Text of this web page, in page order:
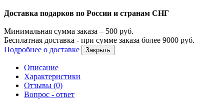
Доставка подарков по России и странам СНГ
Минимальная сумма заказа – 500 руб.
Бесплатная доставка - при сумме заказа более 9000 руб.
Подробнее о доставке
Закрыть
Описание
Характеристики
Отзывы (0)
Вопрос - ответ